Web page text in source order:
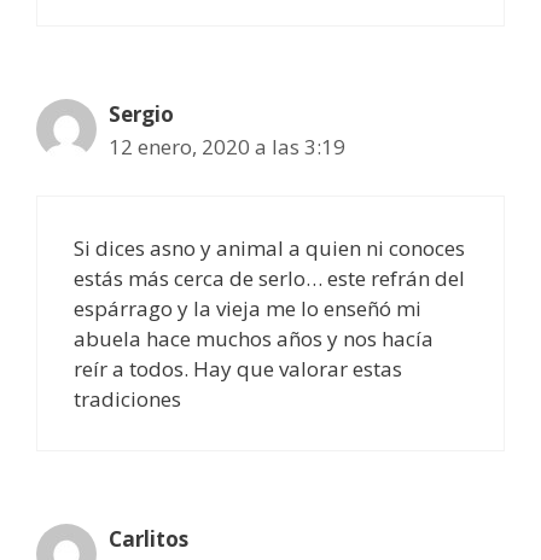
Sergio
12 enero, 2020 a las 3:19
Si dices asno y animal a quien ni conoces
estás más cerca de serlo… este refrán del
espárrago y la vieja me lo enseñó mi
abuela hace muchos años y nos hacía
reír a todos. Hay que valorar estas
tradiciones
Carlitos